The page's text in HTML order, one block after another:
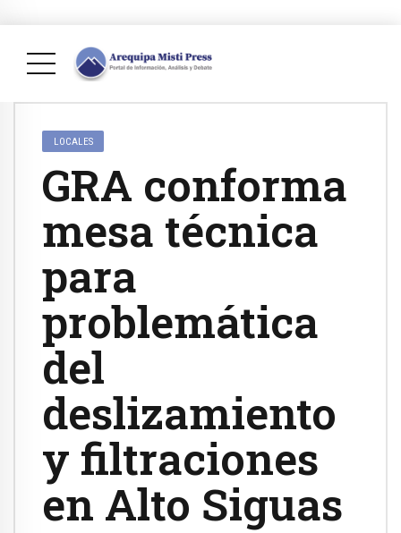
LOCALES
GRA conforma
mesa técnica
para
problemática
del
deslizamiento
y filtraciones
en Alto Siguas